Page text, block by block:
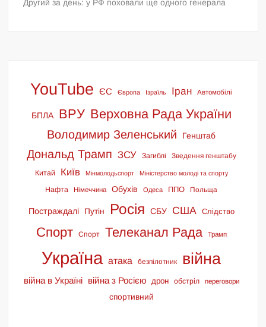
Другий за день: у РФ поховали ще одного генерала
YouTube ЄС Європа Ізраїль Іран Автомобілі
БПЛА ВРУ Верховна Рада України
Володимир Зеленський Генштаб
Дональд Трамп ЗСУ Загиблі Зведення генштабу
Китай Київ Мінмолодьспорт Міністерство молоді та спорту
Нафта Німеччина Обухів Одеса ППО Польща
Постраждалі Путін Росія СБУ США Слідство
Спорт Спорт Телеканал Рада Трамп
Україна атака безпілотник війна
війна в Україні війна з Росією дрон обстріл переговори
спортивний